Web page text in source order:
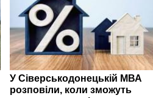
У Сіверськодонецькій МВА
розповіли, коли зможуть